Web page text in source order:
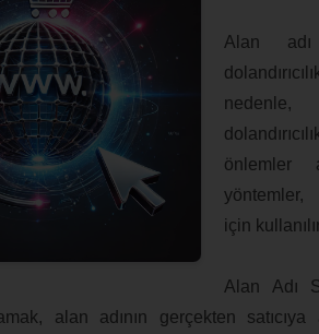
Alan adı
önlemler
yöntemler,
için
Alan Adı
alan adının gerçekten